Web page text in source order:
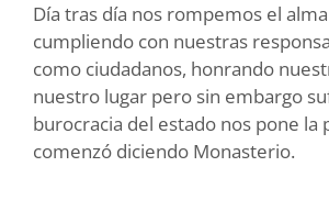
Día tras día nos rompemos el
cumpliendo con nuestras
como ciudadanos, honrando
nuestro lugar pero sin embargo
burocracia del estado nos pone la
comenzó diciendo Monasterio.